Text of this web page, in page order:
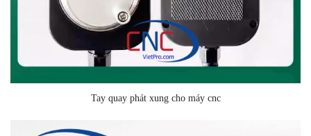
Tay quay phát xung cho máy cnc